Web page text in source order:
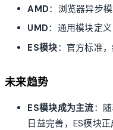
AMD：浏览器异步
UMD：通用模块定
ES模块：官方标准
未来趋势
ES模块成为主流：
日益完善，ES模块